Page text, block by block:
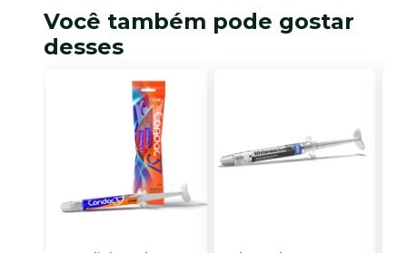
Você também pode gostar
desses